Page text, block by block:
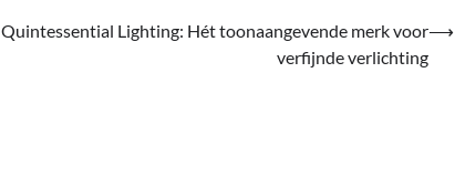
Quintessential Lighting: Hét toonaangevende merk voor
verfijnde verlichting
⟶